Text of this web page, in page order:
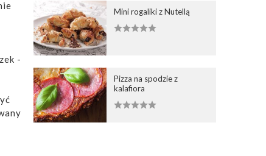
-
Mini rogaliki z Nutellą
Pizza na spodzie z
kalafiora